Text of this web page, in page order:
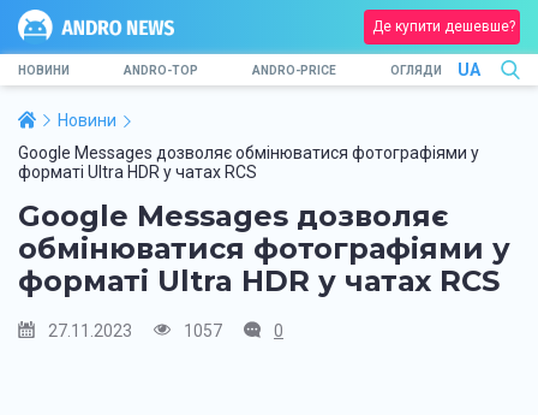
Де купити дешевше?
НОВИНИ ANDRO-TOP ANDRO-PRICE ОГЛЯДИ UA
Новини
Google Messages дозволяє обмінюватися фотографіями у
форматі Ultra HDR у чатах RCS
Google Messages дозволяє
обмінюватися фотографіями у
форматі Ultra HDR у чатах RCS
27.11.2023 1057 0